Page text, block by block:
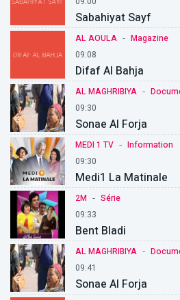
Sabahiyat Sayf
AL AOULA - Magazine
09:08
Difaf Al Bahja
AL MAGHRIBIYA -
09:30
Sonae Al Forja
MEDI 1 TV - Information
09:30
Medi1 La Matinale
2M - Série
09:33
Bent Bladi
AL MAGHRIBIYA -
09:41
Sonae Al Forja